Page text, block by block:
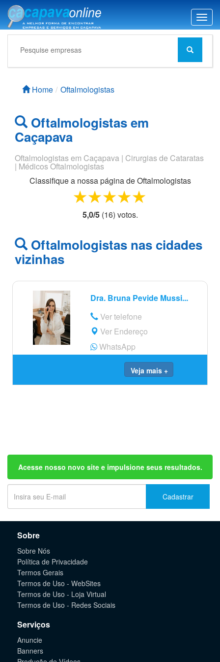
T
o
g
e
o
Home Oftalmologistas
Oftalmologistas em
Caçapava
Oftalmologistas em Caçapava | Cirurgias de Cataratas
| Médicos Oftalmologistas
Classifique a nossa página deOftalmologistas
4 stars
3 stars
2 stars
1 star
5,0/5(16) votos.
Oftalmologistas nas cidades
vizinhas
Dra. Bruna Pevide Mussi...
Ver telefone
Ver Endereço
WhatsApp
Veja mais +
Acesse nosso novo site e impulsione seus resultados.
Cadastrar
Sobre
Sobre Nós
Política de Privacidade
Termos Gerais
Termos de Uso - WebSites
Termos de Uso - Loja Virtual
Termos de Uso - Redes Sociais
Serviços
Anuncie
Banners